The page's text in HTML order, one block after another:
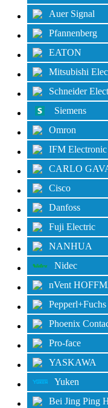
Auer Signal
Pfannenberg
EATON
Mitsubishi
Schneider
Siemens
Omron
IFM Electronic
CARLO
Cisco
Danfoss
Fuji Electric
NANHUA
Nidec
nVent
Pepperl+Fuchs
Phoenix
Pro-face
YASKAWA
Yuken
Bei Jing Ping